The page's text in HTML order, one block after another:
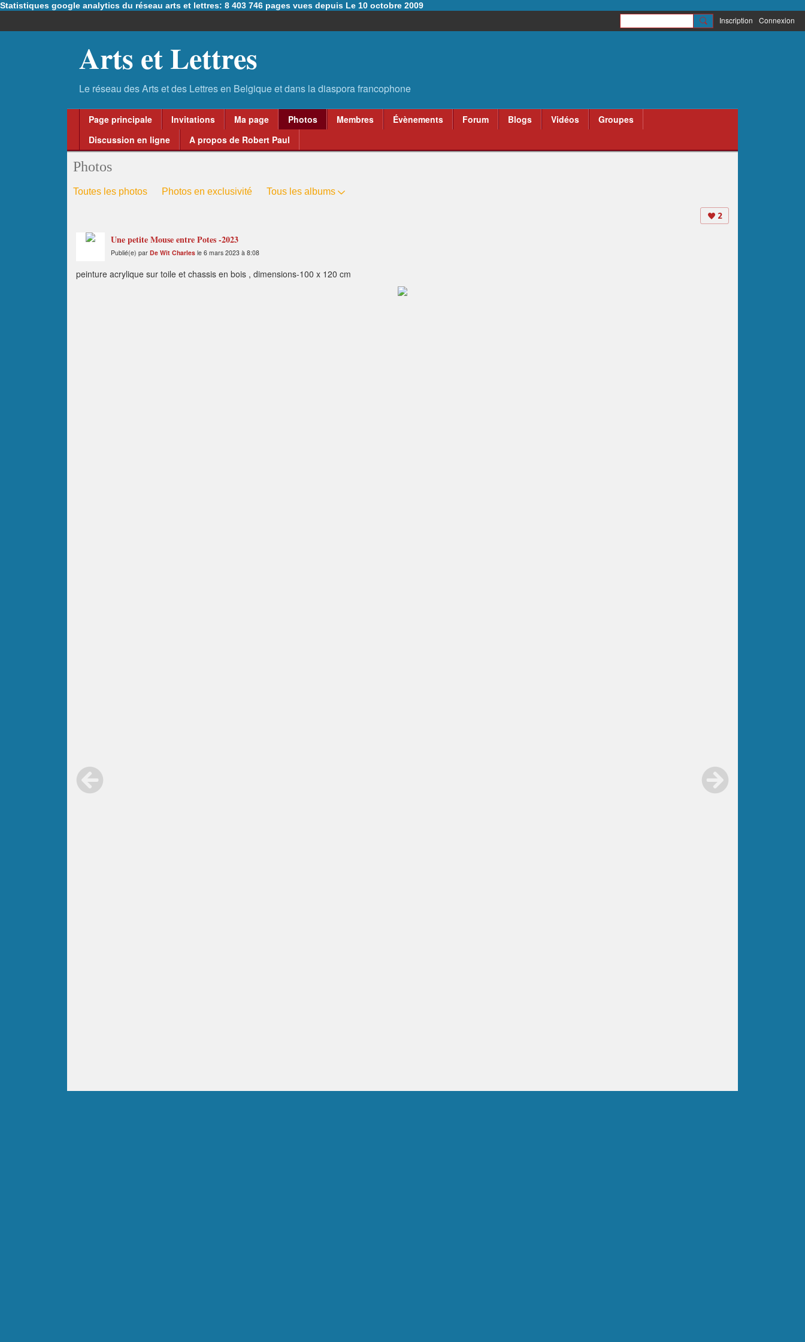
Statistiques google analytics du réseau arts et lettres: 8 403 746 pages vues depuis Le 10 octobre 2009
Inscription Connexion
Arts et Lettres
Page principale Invitations Ma page Photos Membres Évènements Forum Blogs Vidéos
Groupes
Discussion en ligne
A propos de Robert Paul
Photos
Toutes les photos Photos en exclusivité Tous les albums
2
Une petite Mouse entre Potes -2023
Publié(e) par De Wit Charles le 6 mars 2023 à 8:08
peinture acrylique sur toile et chassis en bois , dimensions-100 x 120 cm